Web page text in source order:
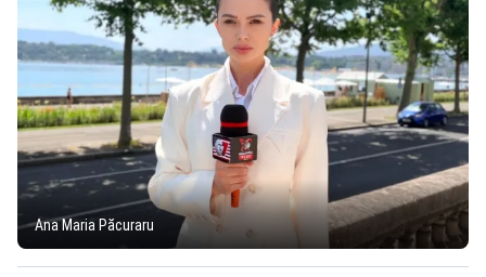
Ana Maria Păcuraru